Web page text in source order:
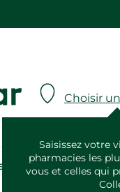
Choisir
Saisissez votre
pharmacies les
vous et celles qui
RSE